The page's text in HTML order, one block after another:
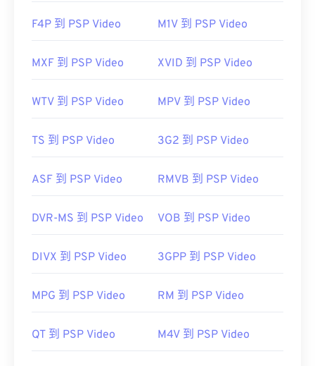
开发者： Matroska
有用的链接：
F4P 到 PSP Video M1V 到 PSP Video
MXF 到 PSP Video XVID 到 PSP Video
WTV 到 PSP Video MPV 到 PSP Video
TS 到 PSP Video 3G2 到 PSP Video
ASF 到 PSP Video RMVB 到 PSP Video
DVR-MS 到 PSP Video VOB 到 PSP Video
DIVX 到 PSP Video 3GPP 到 PSP Video
MPG 到 PSP Video RM 到 PSP Video
QT 到 PSP Video M4V 到 PSP Video